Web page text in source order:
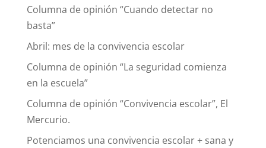
Columna de opinión “Cuando detectar no
basta”
Abril: mes de la convivencia escolar
Columna de opinión “La seguridad comienza
en la escuela”
Columna de opinión “Convivencia escolar”, El
Mercurio.
Potenciamos una convivencia escolar + sana y